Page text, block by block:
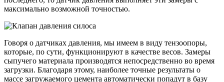
максимально возможной точностью.
Говоря о датчиках давления, мы имеем в виду тензоопоры,
которые, по сути, функционируют в качестве весов. Замеры
сыпучего материала производятся непосредственно во время
загрузки. Благодаря этому, наиболее точные результаты о
массе загружаемого цемента автоматически попадут в базу